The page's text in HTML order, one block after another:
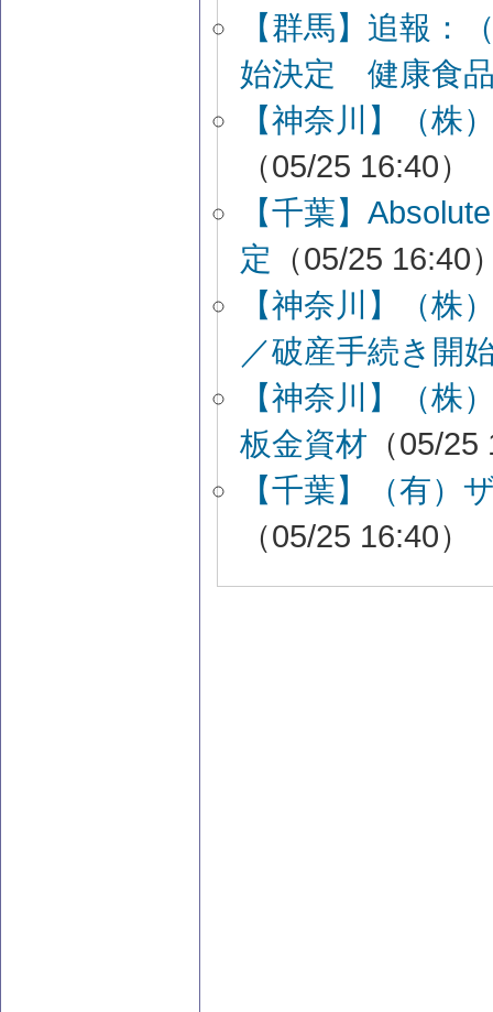
【群馬】追報：
始決定 健康食
【神奈川】（株
（05/25 16:40）
【千葉】
定 （05/25 16:40
【神奈川】（株
／破産手続き開
【神奈川】（
板金資材 （05/
【千葉】（有）
（05/25 16:40）